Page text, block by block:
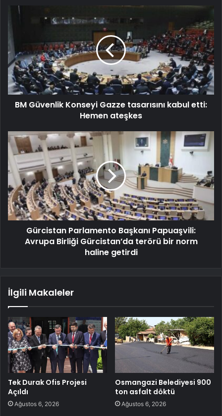
BM Güvenlik Konseyi Gazze tasarısını kabul etti:
Hemen ateşkes
Gürcistan Parlamento Başkanı Papuaşvili:
Avrupa Birliği Gürcistan’da terörü bir norm
haline getirdi
İlgili Makaleler
Tek Durak Ofis Projesi
Açıldı
Ağustos 6, 2026
Osmangazi Belediyesi 900
ton asfalt döktü
Ağustos 6, 2026